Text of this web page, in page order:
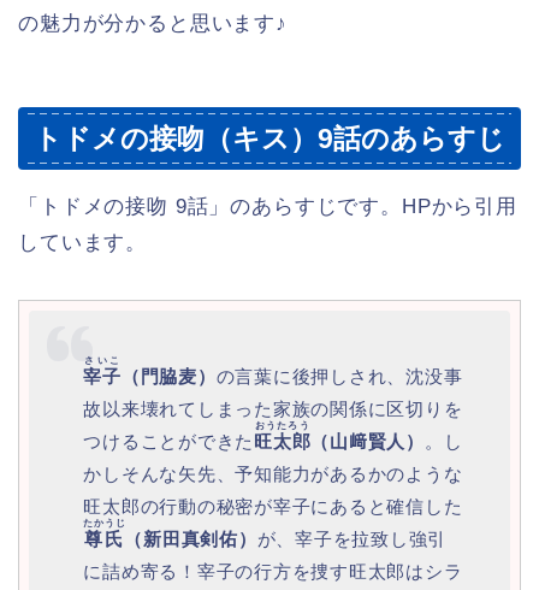
の魅力が分かると思います♪
トドメの接吻（キス）9話のあらすじ
「トドメの接吻 9話」のあらすじです。HPから引用
しています。
宰子
さいこ
（門脇麦） の言葉に後押しされ、沈没事
故以来壊れてしまった家族の関係に区切りを
つけることができた 旺太郎
おうたろう
（山﨑賢人）
。し
かしそんな矢先、予知能力があるかのような
旺太郎の行動の秘密が宰子にあると確信した
尊氏
たかうじ
（新田真剣佑） が、宰子を拉致し強引
に詰め寄る！宰子の行方を捜す旺太郎はシラ